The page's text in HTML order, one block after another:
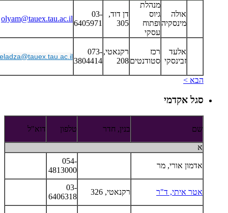
אולה
מינסקיה
מנהלת
גיוס
ופתוח
עסקי
דן דוד,
305
03-
6405971
olyam@tauex.tau.ac.il
אלעד
זבינסקי
רכז
סטודנטים
רקנאטי,
208
073-
3804414
eladza@tauex.tau.ac.il
הבא >
סגל אקדמי
שם בנין, חדר טלפון דוא"ל
א
אדמון אורי, מר
054-
4813000
אטר איתי, ד"ר רקנאטי, 326
03-
6406318